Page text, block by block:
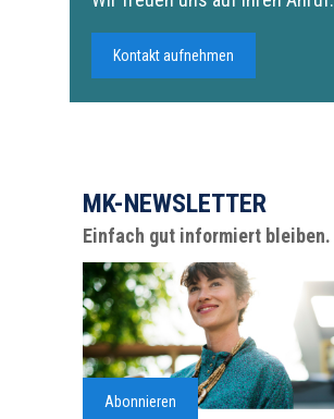
Kontakt aufnehmen
MK-NEWSLETTER
Einfach gut informiert bleiben.
Abonnieren